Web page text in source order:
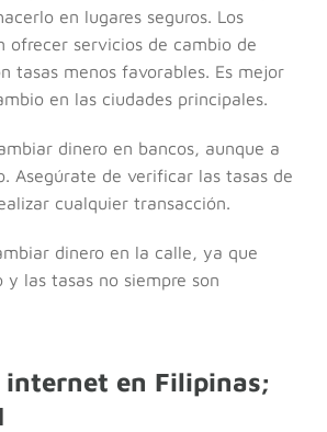
en lugares seguros. Los
ofrecer servicios de cambio de
tasas menos favorables. Es mejor
en las ciudades principales.
dinero en bancos, aunque a
Asegúrate de verificar las tasas de
cualquier transacción.
dinero en la calle, ya que
y las tasas no siempre son
internet en Filipinas;